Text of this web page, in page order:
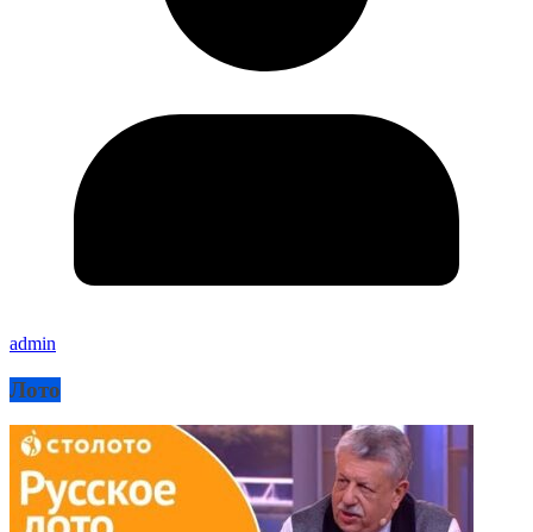
admin
Лото